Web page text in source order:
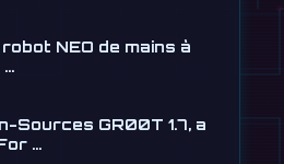
NEO de mains à la
NEO de mains à
Sources GR00T 1.7, a
…